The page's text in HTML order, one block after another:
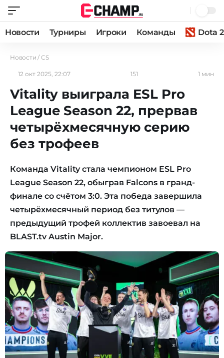
Новости Турниры Игроки Команды Dota 2
Новости /CS
12 окт 2025, 22:07 151 1 мин
Vitality выиграла ESL Pro
League Season 22, прервав
четырёхмесячную серию
без трофеев
Команда Vitality стала чемпионом ESL Pro
League Season 22, обыграв Falcons в гранд-
финале со счётом 3:0. Эта победа завершила
четырёхмесячный период без титулов —
предыдущий трофей коллектив завоевал на
BLAST.tv Austin Major.